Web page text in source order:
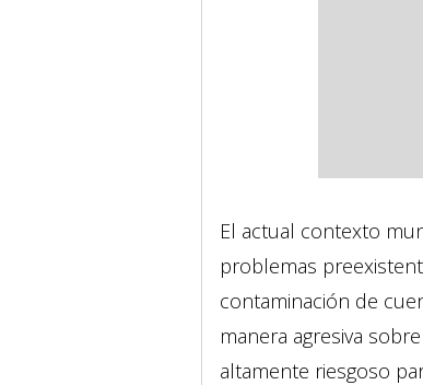
El actual contexto
problemas
contaminación de
manera agresiva
altamente riesgoso